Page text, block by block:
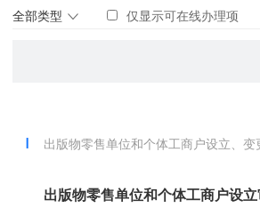
全部类型
仅显示可在线办理项
出版物零售单位和个体工商户设立、变
出版物零售单位和个体工商户设